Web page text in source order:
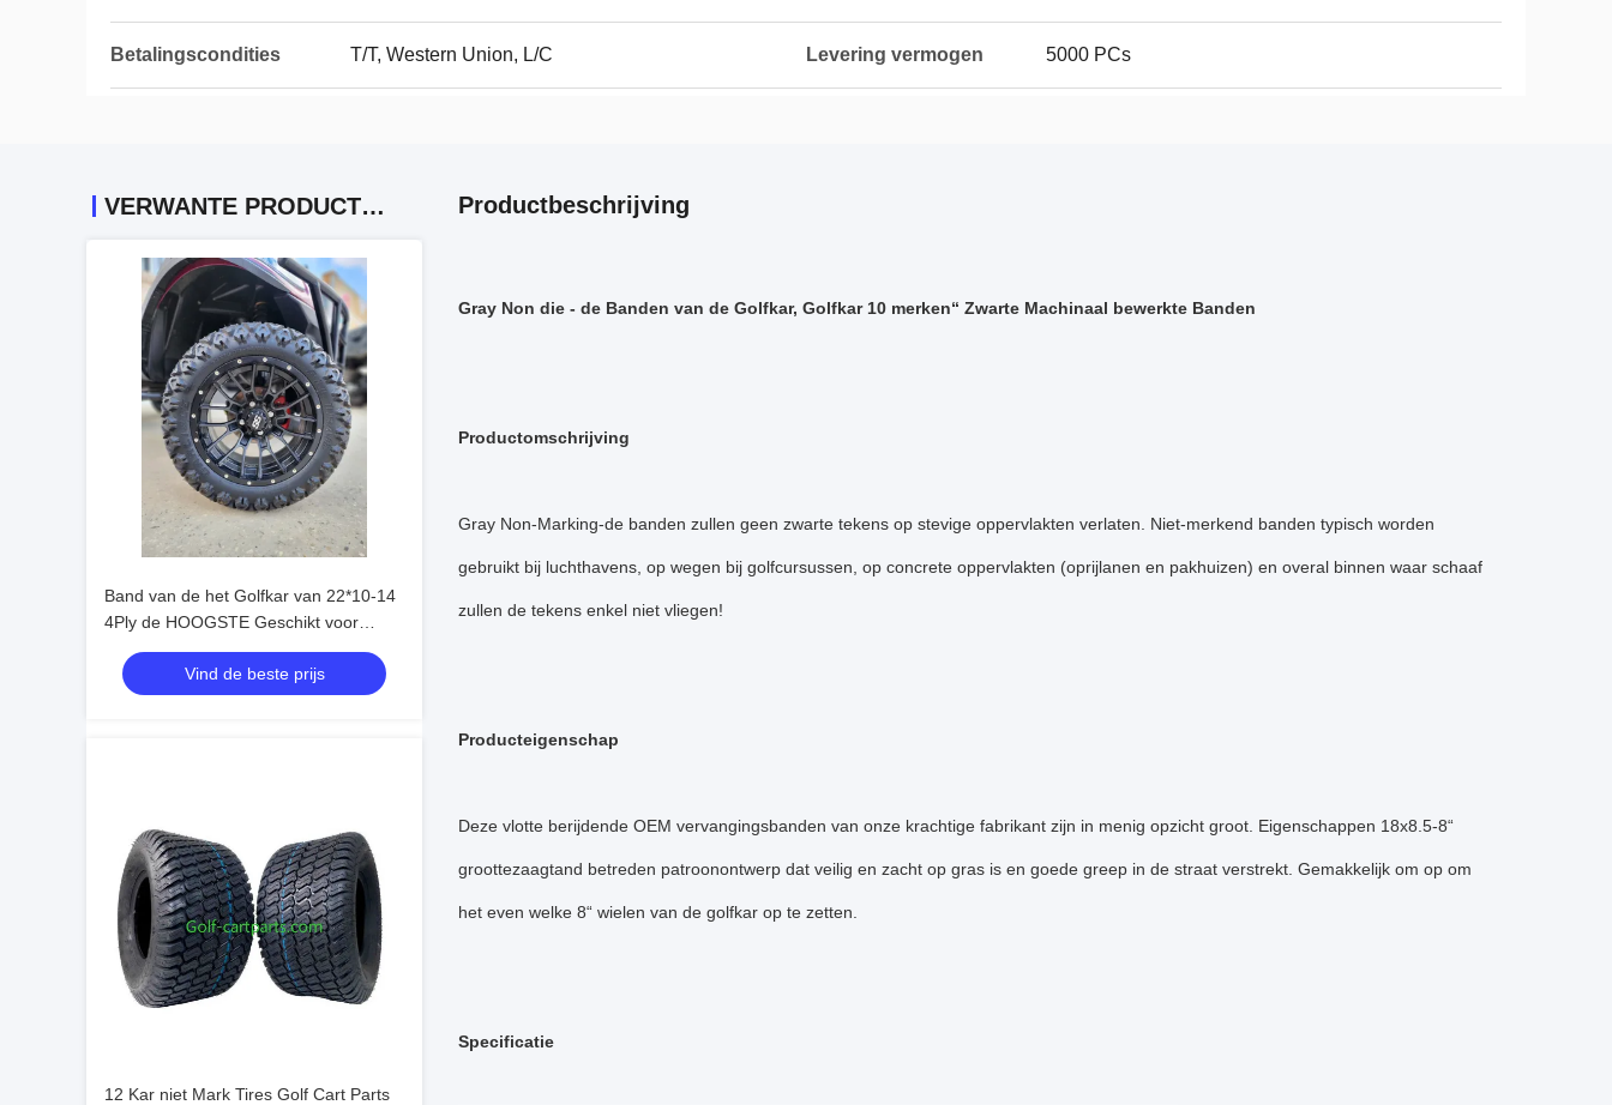
Betalingscondities T/T, Western Union, L/C Levering vermogen 5000 PCs
VERWANTE PRODUCTEN
Band van de het Golfkar van 22*10-14
4Ply de HOOGSTE Geschikt voor
EZGO/Clubauto/Yamaha
Vind de beste prijs
12 Kar niet Mark Tires Golf Cart Parts
Productbeschrijving
Gray Non die - de Banden van de Golfkar, Golfkar 10 merken“ Zwarte Machinaal bewerkte Banden
Productomschrijving
Gray Non-Marking-de banden zullen geen zwarte tekens op stevige oppervlakten verlaten. Niet-merkend banden typisch worden
gebruikt bij luchthavens, op wegen bij golfcursussen, op concrete oppervlakten (oprijlanen en pakhuizen) en overal binnen waar schaaf
zullen de tekens enkel niet vliegen!
Producteigenschap
Deze vlotte berijdende OEM vervangingsbanden van onze krachtige fabrikant zijn in menig opzicht groot. Eigenschappen 18x8.5-8“
groottezaagtand betreden patroonontwerp dat veilig en zacht op gras is en goede greep in de straat verstrekt. Gemakkelijk om op om
het even welke 8“ wielen van de golfkar op te zetten.
Specificatie